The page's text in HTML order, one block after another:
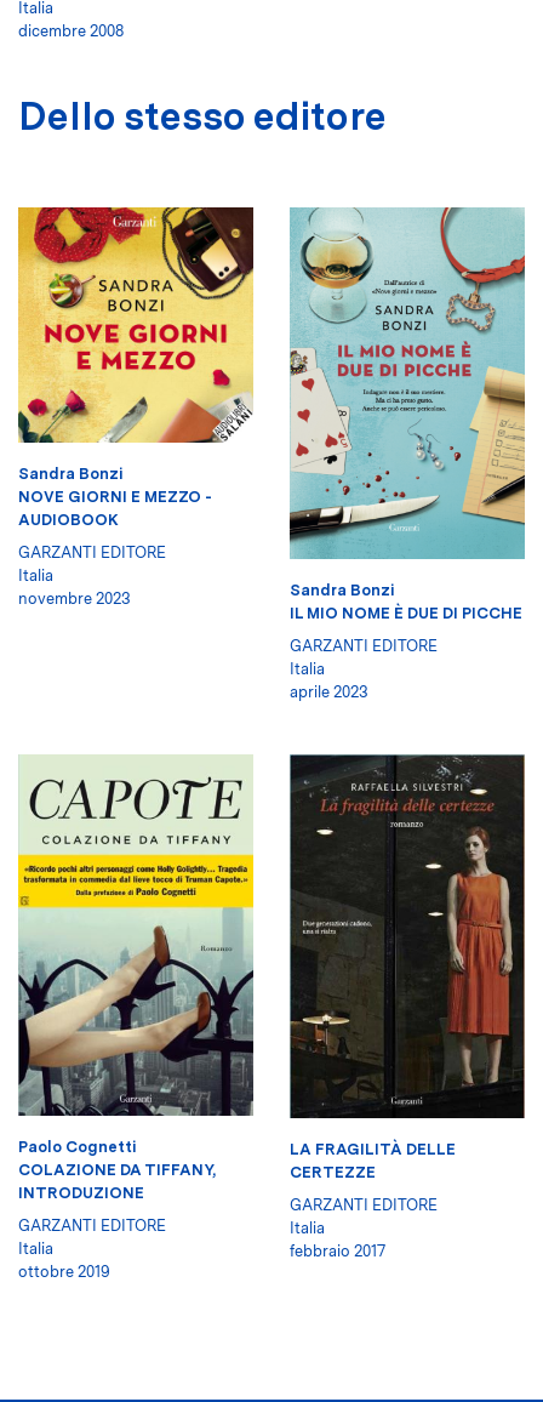
Italia
dicembre 2008
Dello stesso editore
Sandra Bonzi
NOVE GIORNI E MEZZO -
AUDIOBOOK
GARZANTI EDITORE
Italia
novembre 2023
Sandra Bonzi
IL MIO NOME È DUE DI PICCHE
GARZANTI EDITORE
Italia
aprile 2023
Paolo Cognetti
COLAZIONE DA TIFFANY,
INTRODUZIONE
GARZANTI EDITORE
Italia
ottobre 2019
LA FRAGILITÀ DELLE
CERTEZZE
GARZANTI EDITORE
Italia
febbraio 2017